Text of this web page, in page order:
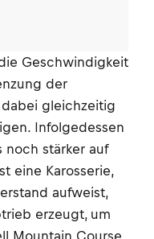
Geschwindigkeit
der
gleichzeitig
Infolgedessen
noch stärker auf
eine Karosserie,
aufweist,
erzeugt, um
Mountain Course